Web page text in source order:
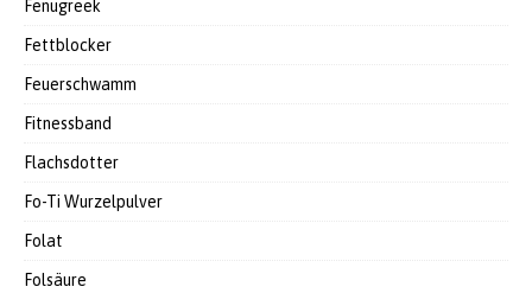
Fenugreek
Fettblocker
Feuerschwamm
Fitnessband
Flachsdotter
Fo-Ti Wurzelpulver
Folat
Folsäure